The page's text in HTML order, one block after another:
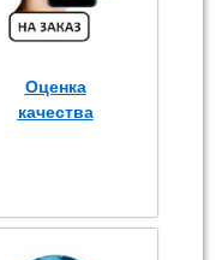
Оценка
качества